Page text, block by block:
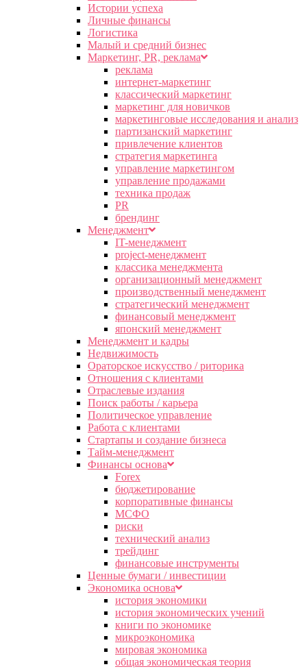
Истории успеха
Личные финансы
Логистика
Малый и средний бизнес
Маркетинг, PR, реклама
реклама
интернет-маркетинг
классический маркетинг
маркетинг для новичков
маркетинговые исследования и анализ
партизанский маркетинг
привлечение клиентов
стратегия маркетинга
управление маркетингом
управление продажами
техника продаж
PR
брендинг
Менеджмент
IT-менеджмент
project-менеджмент
классика менеджмента
организационный менеджмент
производственный менеджмент
стратегический менеджмент
финансовый менеджмент
японский менеджмент
Менеджмент и кадры
Недвижимость
Ораторское искусство / риторика
Отношения с клиентами
Отраслевые издания
Поиск работы / карьера
Политическое управление
Работа с клиентами
Стартапы и создание бизнеса
Тайм-менеджмент
Финансы основа
Forex
бюджетирование
корпоративные финансы
МСФО
риски
технический анализ
трейдинг
финансовые инструменты
Ценные бумаги / инвестиции
Экономика основа
история экономики
история экономических учений
книги по экономике
микроэкономика
мировая экономика
общая экономическая теория